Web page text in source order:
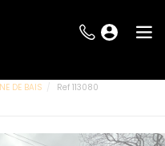
DE BAIS Ref 113080